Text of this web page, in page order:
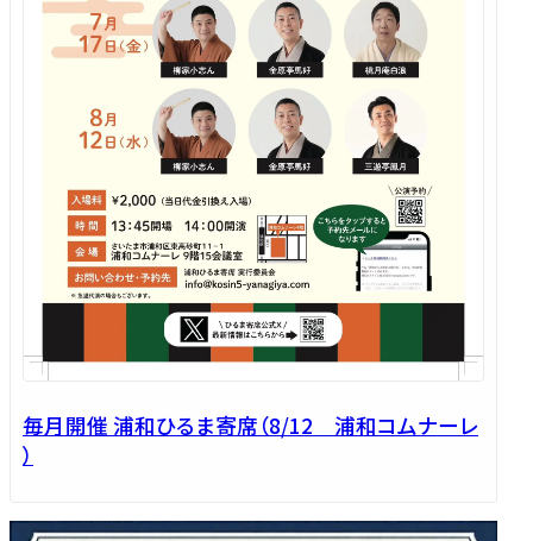
毎月開催 浦和ひるま寄席（8/12 浦和コムナーレ
）